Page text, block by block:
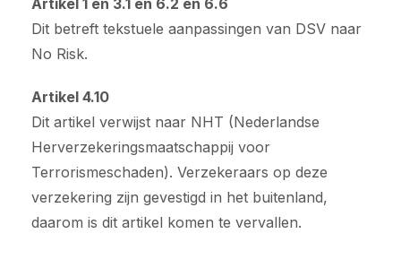
Artikel 1 en 3.1 en 6.2 en 6.6
Dit betreft tekstuele aanpassingen van DSV naar
No Risk.
Artikel 4.10
Dit artikel verwijst naar NHT (Nederlandse
Herverzekeringsmaatschappij voor
Terrorismeschaden). Verzekeraars op deze
verzekering zijn gevestigd in het buitenland,
daarom is dit artikel komen te vervallen.